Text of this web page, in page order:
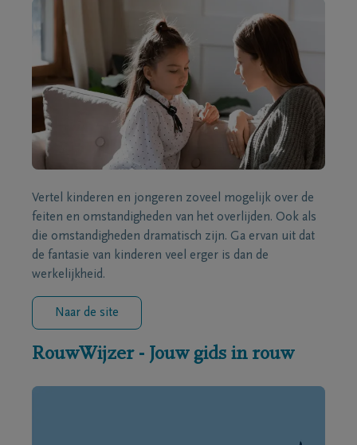
Vertel kinderen en jongeren zoveel mogelijk over de
feiten en omstandigheden van het overlijden. Ook als
die omstandigheden dramatisch zijn. Ga ervan uit dat
de fantasie van kinderen veel erger is dan de
werkelijkheid.
Naar de site
RouwWijzer - Jouw gids in rouw